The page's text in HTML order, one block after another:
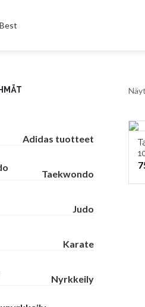
Adidas tuotteet
Taekwondo
Judo
Karate
Nyrkkeily